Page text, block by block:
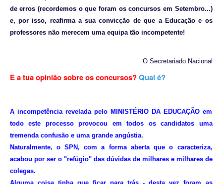
de erros (recordemos o que foram os concursos em Setembro...)
e, por isso, reafirma a sua convicção de que a Educação e os
professores não merecem uma equipa tão incompetente!
O Secretariado Nacional
E a tua opinião sobre os concursos?Qual é?
A incompetência revelada pelo MINISTÉRIO DA EDUCAÇÃO em
todo este processo provocou em todos os candidatos uma
tremenda confusão e uma grande angústia.
Naturalmente, o SPN, com a forma aberta que o caracteriza,
acabou por ser o "refúgio" das dúvidas de milhares e milhares de
colegas.